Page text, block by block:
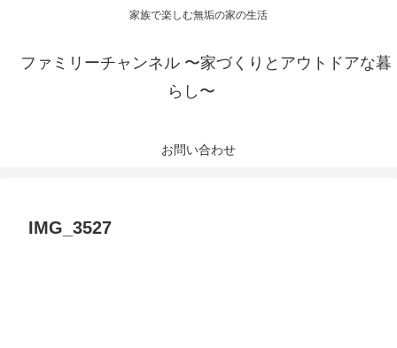
家族で楽しむ無垢の家の生活
ファミリーチャンネル 〜家づくりとアウトドアな暮
らし〜
お問い合わせ
IMG_3527